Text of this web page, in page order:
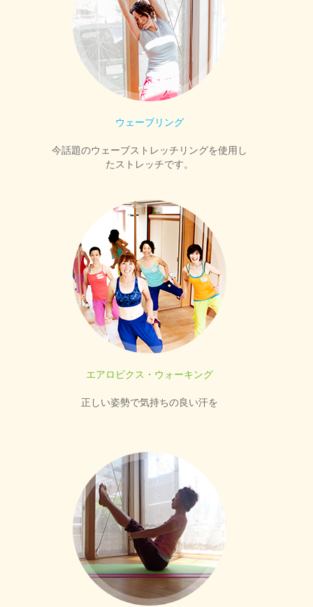
ウェーブリング
今話題のウェーブストレッチリングを使用し
たストレッチです。
エアロビクス・ウォーキング
正しい姿勢で気持ちの良い汗を